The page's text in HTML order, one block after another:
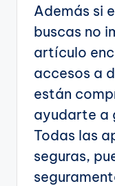
Además si
buscas no
artículo
accesos a
están
ayudarte a
Todas las
seguras,